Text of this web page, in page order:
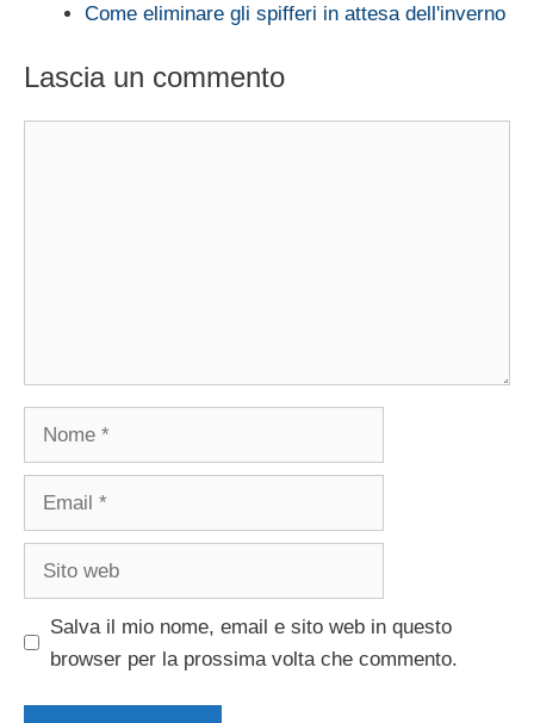
Come eliminare gli spifferi in attesa dell'inverno
Lascia un commento
Salva il mio nome, email e sito web in questo
browser per la prossima volta che commento.